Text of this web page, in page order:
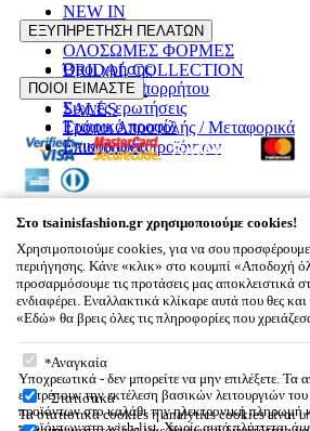
NEW IN
ΦΟΡΕΜΑΤΑ
ΟΛΟΣΩΜΕΣ ΦΟΡΜΕΣ
BRIDAL COLLECTION
PLUS SIZE
SALES
ΕΞΥΠΗΡΕΤΗΣΗ ΠΕΛΑΤΩΝ
Όροι χρήσης
Πολιτική Απορρήτου
Συχνές ερωτήσεις
Τρόποι Αποστολής / Μεταφορικά
Επιστροφές προϊόντων
ΠΟΙΟΙ ΕΙΜΑΣΤΕ
Εταιρικό προφίλ
Επικοινωνία
Designed & developed by
Tsainisfashion.gr, Καλοκαιρινού 57
Ηράκλειο | info@tsainisfashion.gr | 2813
× Καλάθι Αγορών
Βάλε κάτι στο καλάθι σου
Στο tsainisfashion.gr χρησιμοποιούμε cookies!
Χρησιμοποιούμε cookies, για να σου
περιήγησης. Κάνε «κλικ» στο κουμπί «Αποδοχή
προσαρμόσουμε τις προτάσεις μας αποκλειστικά
ενδιαφέρει. Εναλλακτικά κλίκαρε αυτά που θες
«Εδώ» θα βρεις όλες τις πληροφορίες που
Στο tsainisfashion.gr χρησιμοποιούμε
Αναγκαία
Υποχρεωτικά - δεν μπορείτε να μην επιλέξετε. Τα
επιτρέπουν την εκτέλεση βασικών λειτουργιών
προϊόντων στο καλάθι την ηλεκτρονική πληρωμή
προϊόντων στη wish-list. Χωρίς αυτά πλήττεται
Στατιστικά
Τα στατιστικά cookies ή analytics cookies είναι